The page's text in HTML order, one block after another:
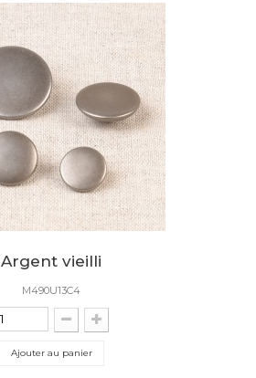
Argent vieilli
M490U13C4
Ajouter au panier